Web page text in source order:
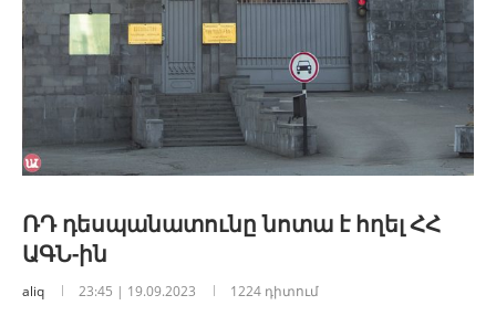
ՌԴ դեսպանատունը նոտա է հղել ՀՀ
ԱԳՆ-ին
aliq 23:45 | 19.09.2023 1224 դիտում